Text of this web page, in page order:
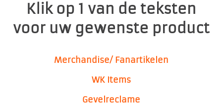
Klik op 1 van de teksten
voor uw gewenste product
Merchandise/ Fanartikelen
WK Items
Gevelreclame